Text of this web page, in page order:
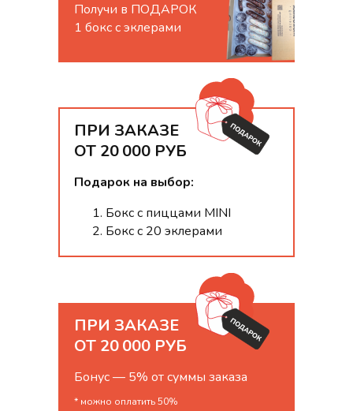
ПРИ ЗАКАЗЕ
ОТ 20 000 РУБ
Подарок на выбор:
Бокс с пиццами MINI
Бокс с 20 эклерами
Получи в ПОДАРОК
1 бокс с эклерами
ПРИ ЗАКАЗЕ
ОТ 20 000 РУБ
Бонус — 5% от суммы заказа
* можно оплатить 50%